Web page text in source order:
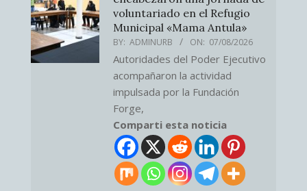
voluntariado en el Refugio
Municipal «Mama Antula»
BY: ADMINURB ON: 07/08/2026
Autoridades del Poder Ejecutivo
acompañaron la actividad
impulsada por la Fundación
Forge,
Comparti esta noticia